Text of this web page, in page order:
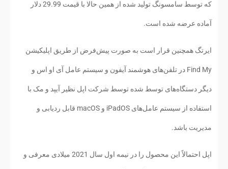
که توسط سامسونگ تولید شده از همین حالا با قیمت 29.99 دلار
آماده عرضه شده است.
ایرتگ همچنین قرار است به صورت پیش‌فرض از طریق اپلیکیشن
Find My در تلفن‌های هوشمند آیفون و سیستم عامل آی او اس و
دیگر دستگاه‌های توسط شده توسط شرکت اپل نظیر آیپد و مک با
استفاده از سیستم عامل‌های iPadOS و macOS قابل ردیابی و
مدیریت باشد.
اپل احتمالاً این محصول را در نیمه اول سال 2021 میلادی معرفی و